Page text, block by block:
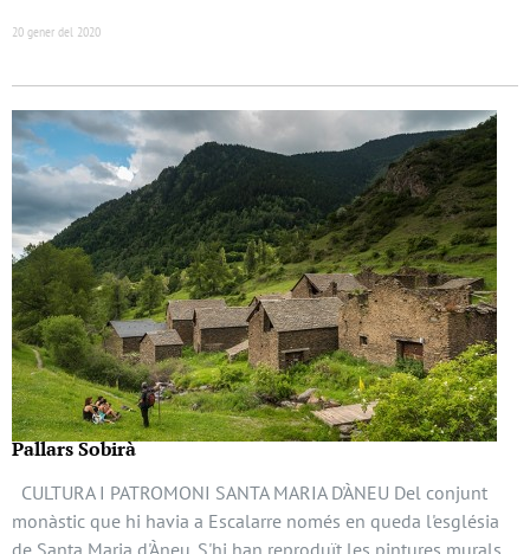
20 gener del 2020
Pallars Sobirà
CULTURA I PATROMONI SANTA MARIA D'ÀNEU Del conjunt
monàstic que hi havia a Escalarre només en queda l'església